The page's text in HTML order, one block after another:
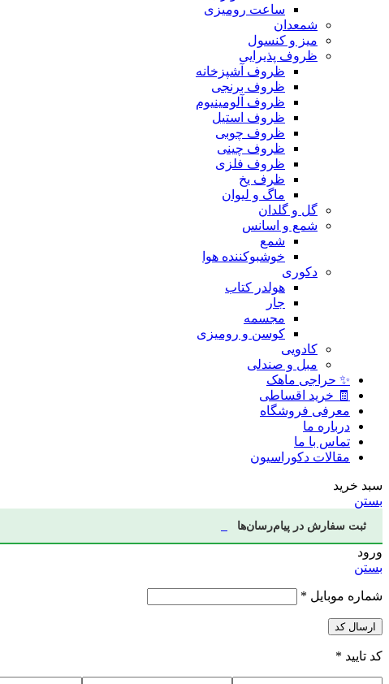
ساعت رومیزی
شمعدان
میز و کنسول
ظروف پذیرایی
ظروف آشپزخانه
ظروف برنجی
ظروف آلومینیوم
ظروف استیل
ظروف چوبی
ظروف چینی
ظروف فلزی
ظرف یخ
ماگ و لیوان
گل و گلدان
شمع و اسانس
شمع
خوشبوکننده هوا
دکوری
هولدر کتاب
جار
مجسمه
کوسن و رومیزی
کادویی
مبل و صندلی
✨ حراجی ماهک
🧾 خرید اقساطی
معرفی فروشگاه
درباره ما
تماس با ما
مقالات دکوراسیون
سبد خرید
بستن
ثبت سفارش در پیام‌رسان‌ها
ورود
بستن
شماره موبایل *
ارسال کد
کد تایید *